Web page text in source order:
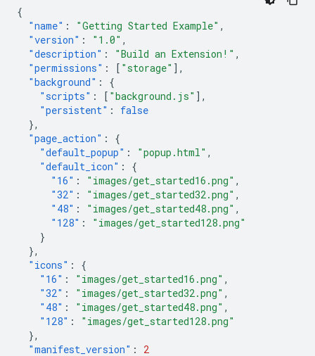
{
"name" : "Getting Started Example" ,
"version" : "1.0" ,
"description" : "Build an Extension!" ,
"permissions" : [ "storage" ],
"background" :
{
"scripts" : [ "background.js" ],
"persistent" :
false
},
"page_action" :
{
"default_popup" : "popup.html" ,
"default_icon" :
{
"16" : "images/get_started16.png" ,
"32" : "images/get_started32.png" ,
"48" : "images/get_started48.png" ,
"128" :
"images/get_started128.png"
}
},
"icons" :
{
"16" : "images/get_started16.png" ,
"32" : "images/get_started32.png" ,
"48" : "images/get_started48.png" ,
"128" :
"images/get_started128.png"
},
"manifest_version" : 2